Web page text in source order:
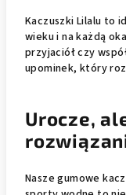
Kaczuszki Lilalu to
wieku i na każdą
przyjaciół czy
upominek, który
Urocze,
Nasze gumowe